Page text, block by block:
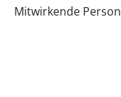
Mitwirkende Person